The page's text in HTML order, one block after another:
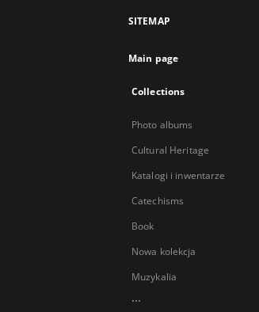
SITEMAP
Main page
Collections
Photo albums
Cultural Heritage
Katalogi i inwentarze
Catechisms
Book
Nowa kolekcja
Muzykalia
...